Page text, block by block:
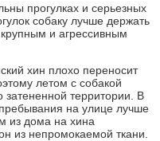
прогулках и серьезных
собаку лучше держать
и агрессивным
хин плохо переносит
летом с собакой
территории. В
на улице лучше
из дома на хина
из непромокаемой ткани.